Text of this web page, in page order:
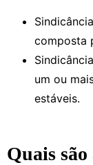
composta
um ou
estáveis.
Quais são